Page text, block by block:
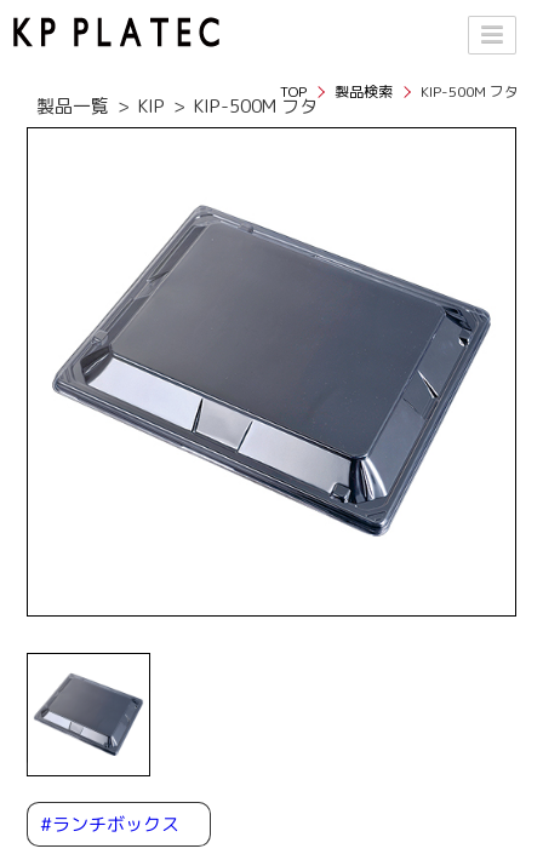
TOP 製品検索 KIP-500M フタ
製品一覧 KIP KIP-500M フタ
#ランチボックス